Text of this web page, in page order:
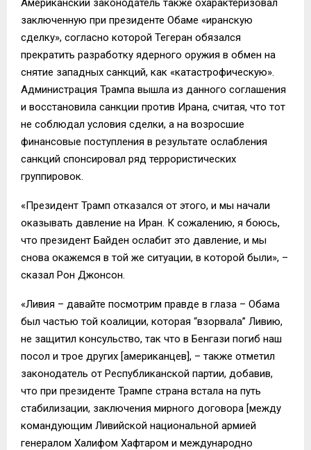
Американский законодатель также охарактеризовал
заключенную при президенте Обаме «иранскую
сделку», согласно которой Тегеран обязался
прекратить разработку ядерного оружия в обмен на
снятие западных санкций, как «катастрофическую».
Администрация Трампа вышла из данного соглашения
и восстановила санкции против Ирана, считая, что тот
не соблюдал условия сделки, а на возросшие
финансовые поступления в результате ослабления
санкций спонсировал ряд террористических
группировок.
«Президент Трамп отказался от этого, и мы начали
оказывать давление на Иран. К сожалению, я боюсь,
что президент Байден ослабит это давление, и мы
снова окажемся в той же ситуации, в которой были», –
сказал Рон Джонсон.
«Ливия – давайте посмотрим правде в глаза – Обама
был частью той коалиции, которая “взорвала” Ливию,
не защитил консульство, так что в Бенгази погиб наш
посол и трое других [американцев], – также отметил
законодатель от Республиканской партии, добавив,
что при президенте Трампе страна встала на путь
стабилизации, заключения мирного договора [между
командующим Ливийской национальной армией
генералом Халифом Хафтаром и международно